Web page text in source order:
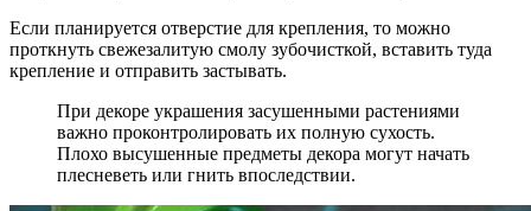
Если планируется отверстие для крепления, то можно
проткнуть свежезалитую смолу зубочисткой, вставить туда
крепление и отправить застывать.
При декоре украшения засушенными растениями
важно проконтролировать их полную сухость.
Плохо высушенные предметы декора могут начать
плесневеть или гнить впоследствии.